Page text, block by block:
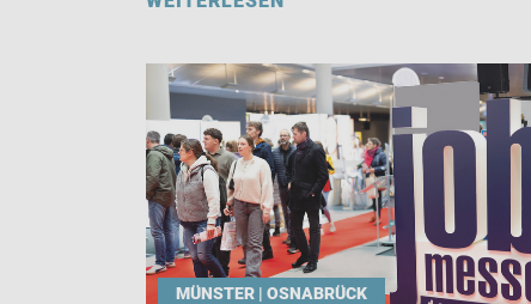
MÜNSTER | OSNABRÜCK